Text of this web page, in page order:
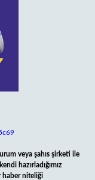
veya şahıs şirketi ile
hazırladığımız
haber niteliği